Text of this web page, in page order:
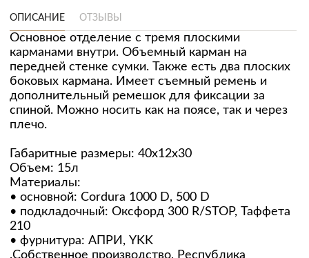
ОПИСАНИЕ ОТЗЫВЫ
Основное отделение с тремя плоскими
карманами внутри. Объемный карман на
передней стенке сумки. Также есть два плоских
боковых кармана. Имеет съемный ремень и
дополнительный ремешок для фиксации за
спиной. Можно носить как на поясе, так и через
плечо.
Габаритные размеры: 40х12х30
Объем: 15л
Материалы:
• основной: Cordura 1000 D, 500 D
• подкладочный: Оксфорд 300 R/STOP, Таффета
210
• фурнитура: АПРИ, YKK
.Собственное производство, Республика